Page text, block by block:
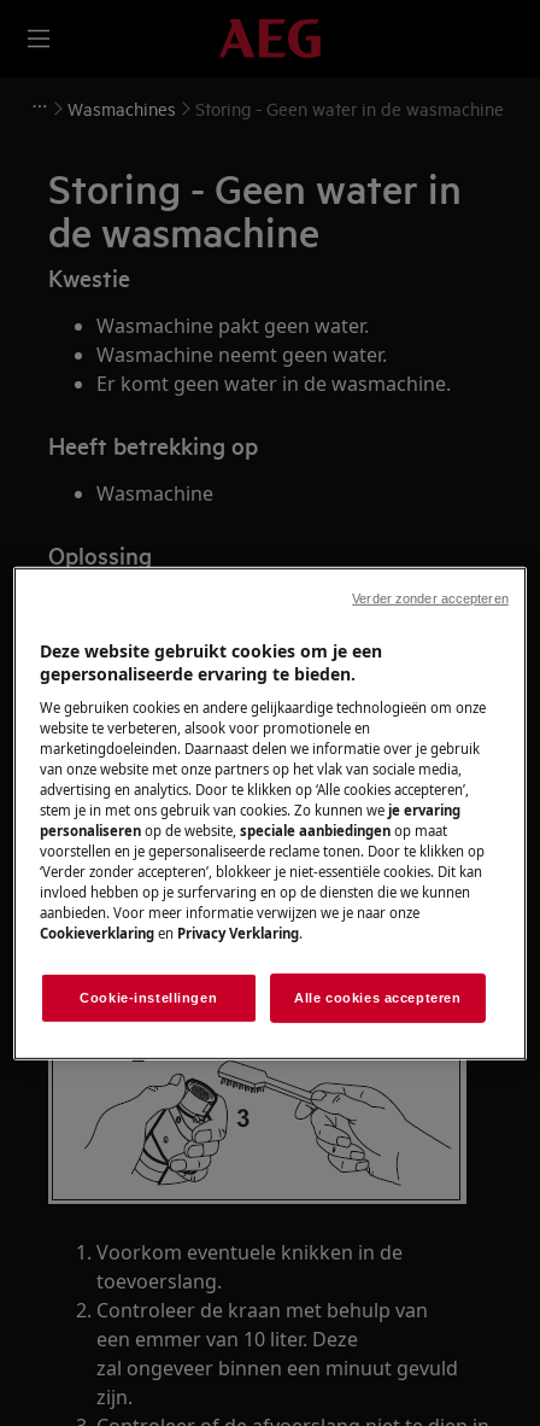
Wasmachines Storing - Geen water in de wasmachine
Storing - Geen water in
de wasmachine
Kwestie
Wasmachine pakt geen water.
Wasmachine neemt geen water.
Er komt geen water in de wasmachine.
Heeft betrekking op
Wasmachine
Oplossing
Check of de waterkraan opengedraaid
Draai de kraan dicht, maak de slang los
van de kraan en reinig de filter van de
toevoerslang. Sluit de toevoerslang weer
aan en draai de kraan weer open.
Voorkom eventuele knikken in de
toevoerslang.
Controleer de kraan met behulp van
een emmer van 10 liter. Deze
zal ongeveer binnen een minuut gevuld
zijn.
Deze website gebruikt cookies om je een
gepersonaliseerde ervaring te bieden.
We gebruiken cookies en andere gelijkaardige technologieën om onze
website te verbeteren, alsook voor promotionele en
marketingdoeleinden. Daarnaast delen we informatie over je gebruik
van onze website met onze partners op het vlak van sociale media,
advertising en analytics. Door te klikken op ‘Alle cookies accepteren’,
stem je in met ons gebruik van cookies. Zo kunnen weje ervaring
personaliseren op de website,speciale aanbiedingen op maat
voorstellen en je gepersonaliseerde reclame tonen. Door te klikken op
‘Verder zonder accepteren’, blokkeer je niet-essentiële cookies. Dit kan
invloed hebben op je surfervaring en op de diensten die we kunnen
aanbieden. Voor meer informatie verwijzen we je naar onze
Cookieverklaring en Privacy Verklaring.
Cookie-instellingen Alle cookies accepteren
Verder zonder accepteren